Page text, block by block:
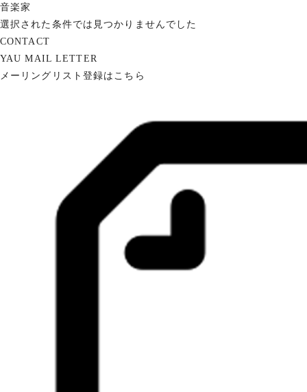
音楽家
選択された条件では見つかりませんでした
CONTACT
YAU MAIL LETTER
メーリングリスト登録はこちら